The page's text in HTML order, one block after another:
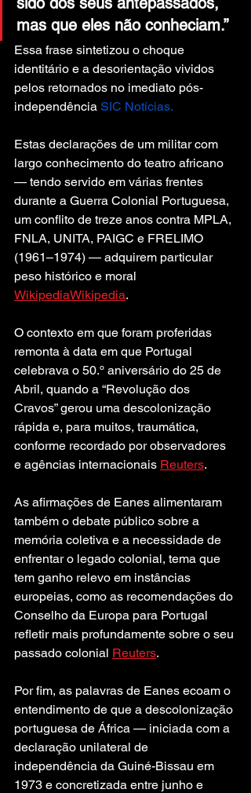
mas que eles não conheciam.”
Essa frase sintetizou o choque
identitário e a desorientação vividos
pelos retornados no imediato pós-
independência SIC Notícias.
Estas declarações de um militar com
largo conhecimento do teatro africano
— tendo servido em várias frentes
durante a Guerra Colonial Portuguesa,
um conflito de treze anos contra MPLA,
FNLA, UNITA, PAIGC e FRELIMO
(1961–1974) — adquirem particular
peso histórico e moral
WikipediaWikipedia.
O contexto em que foram proferidas
remonta à data em que Portugal
celebrava o 50.º aniversário do 25 de
Abril, quando a “Revolução dos
Cravos” gerou uma descolonização
rápida e, para muitos, traumática,
conforme recordado por observadores
e agências internacionais Reuters.
As afirmações de Eanes alimentaram
também o debate público sobre a
memória coletiva e a necessidade de
enfrentar o legado colonial, tema que
tem ganho relevo em instâncias
europeias, como as recomendações do
Conselho da Europa para Portugal
refletir mais profundamente sobre o seu
passado colonial Reuters.
Por fim, as palavras de Eanes ecoam o
entendimento de que a descolonização
portuguesa de África — iniciada com a
declaração unilateral de
independência da Guiné-Bissau em
1973 e concretizada entre junho e